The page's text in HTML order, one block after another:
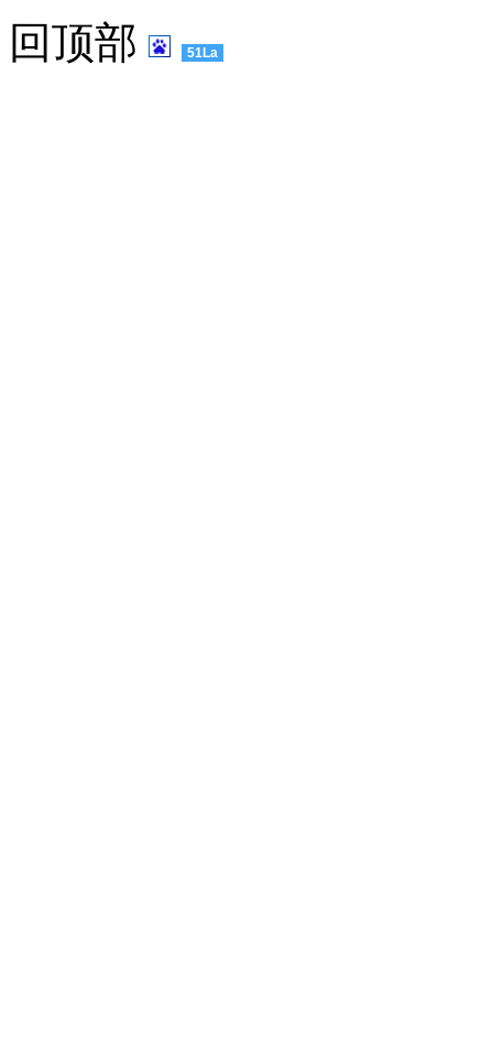
回顶部
51La